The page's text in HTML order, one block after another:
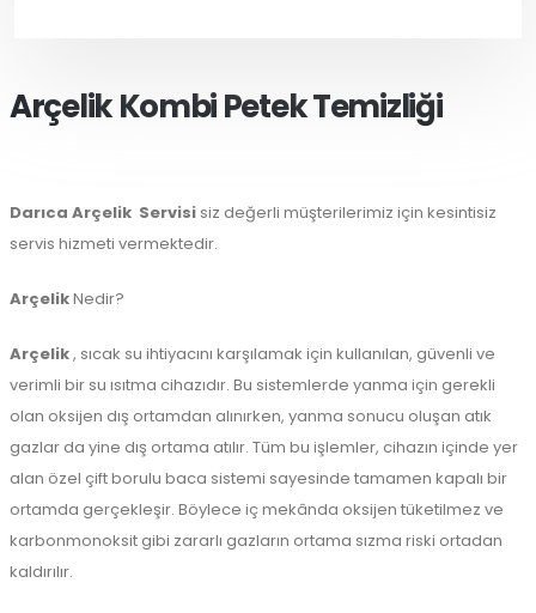
Arçelik Kombi Petek Temizliği
Darıca Arçelik Servisi siz değerli müşterilerimiz için kesintisiz
servis hizmeti vermektedir.
ArçelikNedir?
Arçelik, sıcak su ihtiyacını karşılamak için kullanılan, güvenli ve
verimli bir su ısıtma cihazıdır. Bu sistemlerde yanma için gerekli
olan oksijen dış ortamdan alınırken, yanma sonucu oluşan atık
gazlar da yine dış ortama atılır. Tüm bu işlemler, cihazın içinde yer
alan özel çift borulu baca sistemi sayesinde tamamen kapalı bir
ortamda gerçekleşir. Böylece iç mekânda oksijen tüketilmez ve
karbonmonoksit gibi zararlı gazların ortama sızma riski ortadan
kaldırılır.